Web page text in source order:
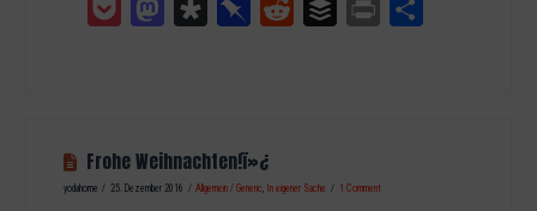
Pocket MastodonDiasporaPinboardReddit Buffer Print
Frohe Weihnachten!ï»¿
yodahome 25. Dezember 2016 Allgemein / Generic, In eigener Sache 1 Comment